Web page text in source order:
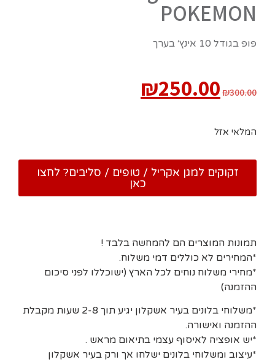
POKEMON
פופ בגודל 10 אינץ׳ בערך
₪300.00
₪250.00
המלאי אזל
זקוקים למגן אקריל / טופים / סליבים? לחצו
כאן
תמונות המוצרים הם להמחשה בלבד !
*המחירים לא כוללים דמי משלוח.
*מחירי משלוח נוחים לכל הארץ (ישוכללו לפני סיכום
ההזמנה)
*משלוחי בלונים בעיר אשקלון יגיע תוך 2-8 שעות מקבלת
ההזמנה ואישורה.
*יש אופציה לאיסוף עצמי בתיאום מראש .
*עיצוב ומשלוחי בלונים ישלחו אך ורק בעיר אשקלון